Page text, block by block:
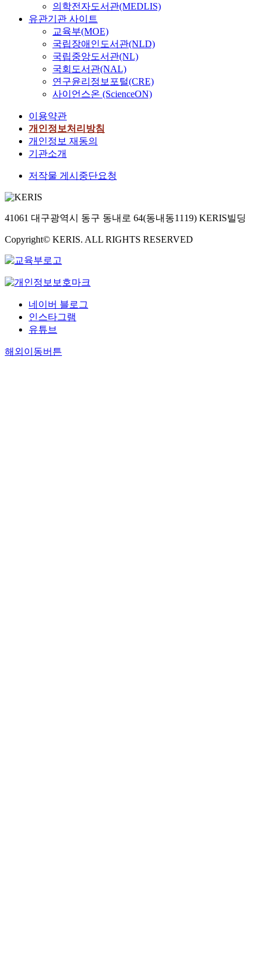
의학전자도서관(MEDLIS)
유관기관 사이트
교육부(MOE)
국립장애인도서관(NLD)
국립중앙도서관(NL)
국회도서관(NAL)
연구윤리정보포털(CRE)
사이언스온 (ScienceON)
이용약관
개인정보처리방침
개인정보 재동의
기관소개
저작물 게시중단요청
41061 대구광역시 동구 동내로 64(동내동1119) KERIS빌딩
Copyright© KERIS. ALL RIGHTS RESERVED
네이버 블로그
인스타그램
유튜브
해외이동버튼